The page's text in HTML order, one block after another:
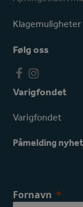
Klagemuligheter
Følg oss
F
a
e
o
o
I
n
t
a
g
r
Varigfondet
Varigfondet
Påmelding
Fornavn